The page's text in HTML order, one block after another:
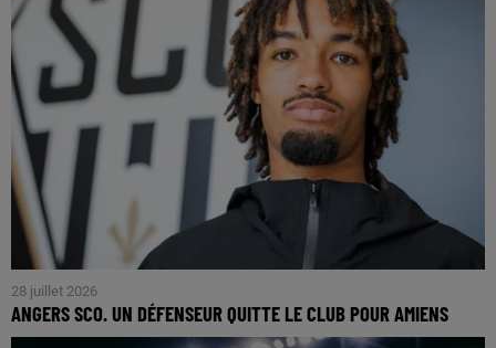
28 juillet 2026
ANGERS SCO. UN DÉFENSEUR QUITTE LE CLUB POUR AMIENS